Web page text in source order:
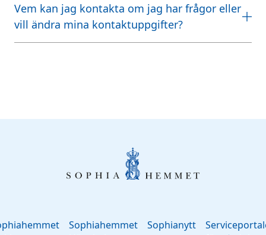
Vem kan jag kontakta om jag har frågor eller
vill ändra mina kontaktuppgifter?
Sophiahemmet
Sophianytt